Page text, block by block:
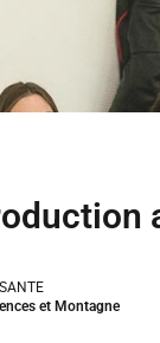
et Montagne